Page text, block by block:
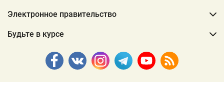
Электронное правительство
Будьте в курсе